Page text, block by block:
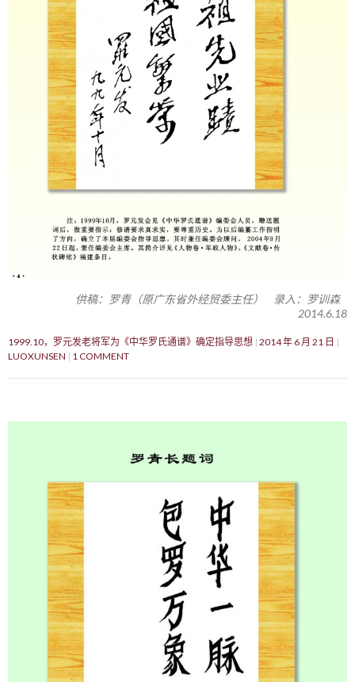
供稿：罗青（原广东省外经贸委主任） 录入：罗训森
2014.6.18
1999.10，罗元发老将军为《中华罗氏通谱》确定指导思想 2014 年 6 月 21 日
LUOXUNSEN
1 COMMENT